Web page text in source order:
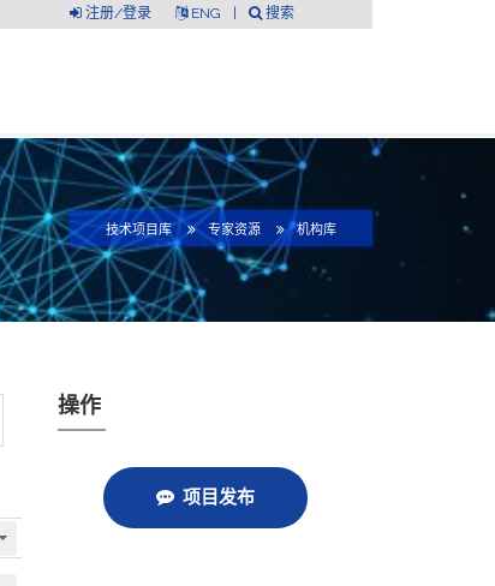
搜索
ENG
注册/登录
技术项目库 专家资源 机构库
操作
项目发布